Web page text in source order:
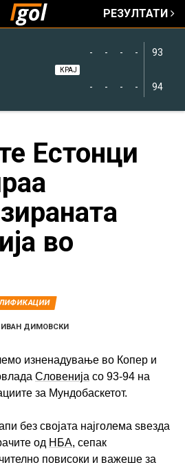
РЕЗУЛТАТИ
93
94
-
-
-
-
-
-
-
-
КРАЈ
Естонци
во
ИВАН ДИМОВСКИ
изненадување во Копер и
Словенија со 93-94 на
за Мундобаскетот.
без својата најголема ѕвезда
од НБА, сепак
повисоки и важеше за